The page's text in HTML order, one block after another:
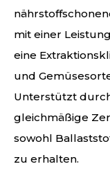
mit einer
eine
und
Unterstützt
gleichmäßige
sowohl
zu erhalten.